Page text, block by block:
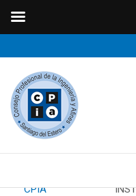
ByCPIA Category: